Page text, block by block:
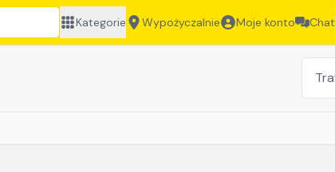
Kategorie Wypożyczalnie Moje konto Chat